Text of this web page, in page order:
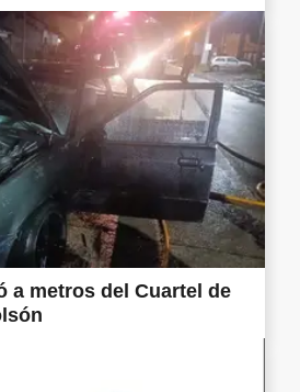
a metros del Cuartel de